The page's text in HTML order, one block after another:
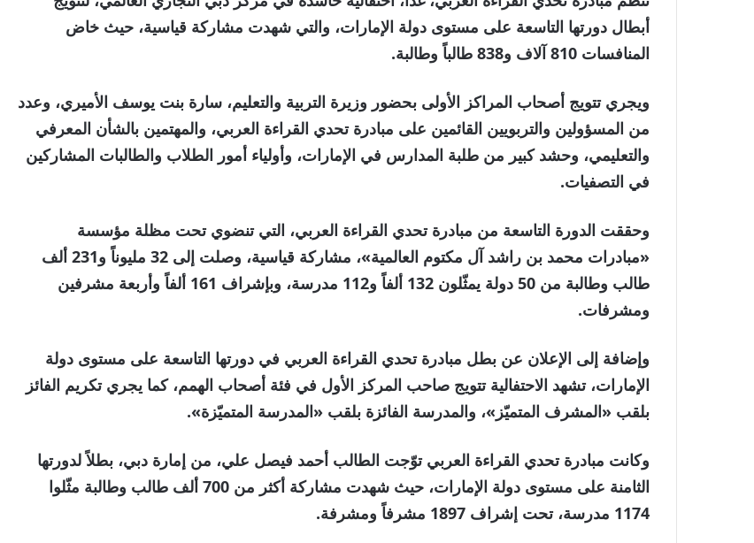
أبطال دورتها التاسعة على مستوى دولة الإمارات، والتي شهدت مشاركة قياسية، حيث خاض
المنافسات 810 آلاف و838 طالباً وطالبة.
ويجري تتويج أصحاب المراكز الأولى بحضور وزيرة التربية والتعليم، سارة بنت يوسف الأميري، وعدد
من المسؤولين والتربويين القائمين على مبادرة تحدي القراءة العربي، والمهتمين بالشأن المعرفي
والتعليمي، وحشد كبير من طلبة المدارس في الإمارات، وأولياء أمور الطلاب والطالبات المشاركين
في التصفيات.
وحققت الدورة التاسعة من مبادرة تحدي القراءة العربي، التي تنضوي تحت مظلة مؤسسة
«مبادرات محمد بن راشد آل مكتوم العالمية»، مشاركة قياسية، وصلت إلى 32 مليوناً و231 ألف
طالب وطالبة من 50 دولة يمثّلون 132 ألفاً و112 مدرسة، وبإشراف 161 ألفاً وأربعة مشرفين
ومشرفات.
وإضافة إلى الإعلان عن بطل مبادرة تحدي القراءة العربي في دورتها التاسعة على مستوى دولة
الإمارات، تشهد الاحتفالية تتويج صاحب المركز الأول في فئة أصحاب الهمم، كما يجري تكريم الفائز
بلقب «المشرف المتميّز»، والمدرسة الفائزة بلقب «المدرسة المتميّزة».
وكانت مبادرة تحدي القراءة العربي توّجت الطالب أحمد فيصل علي، من إمارة دبي، بطلاً لدورتها
الثامنة على مستوى دولة الإمارات، حيث شهدت مشاركة أكثر من 700 ألف طالب وطالبة مثّلوا
1174 مدرسة، تحت إشراف 1897 مشرفاً ومشرفة.